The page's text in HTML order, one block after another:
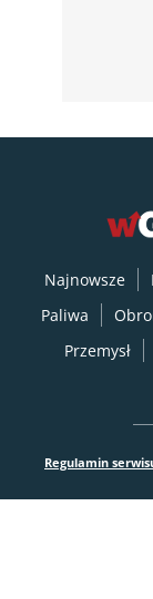
Najnowsze
Paliwa
Przemysł
Regulamin